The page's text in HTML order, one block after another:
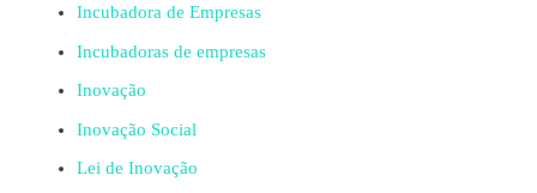
Incubadora de Empresas
Incubadoras de empresas
Inovação
Inovação Social
Lei de Inovação